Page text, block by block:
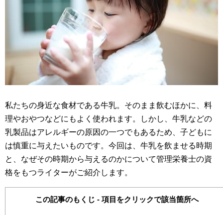
私たちの身近な食材である牛乳。そのまま飲むほかに、料
理やおやつなどにもよく使われます。しかし、牛乳などの
乳製品はアレルギーの原因の一つでもあるため、子どもに
は慎重に与えたいものです。今回は、牛乳を飲ませる時期
と、なぜその時期から与えるのかについて管理栄養士の資
格をもつライターがご紹介します。
この記事のもくじ - 項目をクリックで該当箇所へ